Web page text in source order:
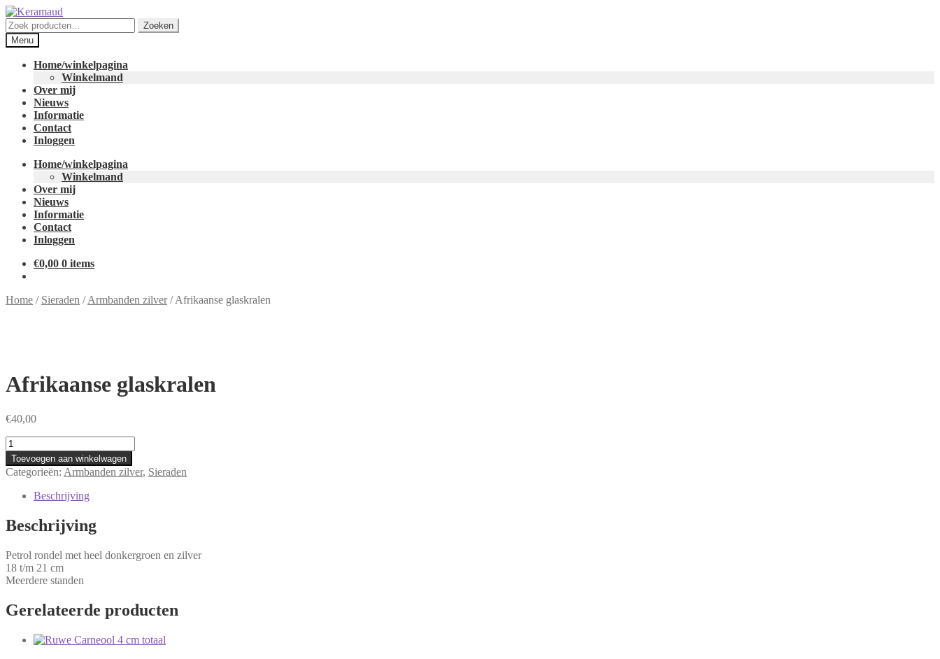
Ga
door
naar
navigatie
Ga
naar
de
inhoud
Zoeken
naar:
Zoeken
Menu
Home/winkelpagina
Winkelmand
Over mij
Nieuws
Informatie
Contact
Inloggen
Home/winkelpagina
Winkelmand
Over mij
Nieuws
Informatie
Contact
Inloggen
€0,00 0 items
Home / Sieraden /Armbanden zilver/Afrikaanse glaskralen
Afrikaanse glaskralen
€40,00
Afrikaanse
glaskralen
aantal
Toevoegen aan winkelwagen
Categorieën: Armbanden zilver, Sieraden
Beschrijving
Beschrijving
Petrol rondel met heel donkergroen en zilver
18 t/m 21 cm
Meerdere standen
Gerelateerde producten